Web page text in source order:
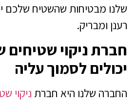
שלנו מבטיחות שהשטיח שלכם
רענן ומבריק.
חברת ניקוי
יכולים לסמוך עליה
החברה שלנו היא חברת ניקוי